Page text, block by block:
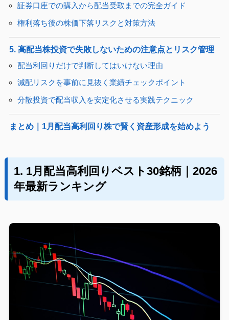
証券口座での購入から配当受取までの完全ガイド
権利落ち後の株価下落リスクと対策方法
5. 高配当株投資で失敗しないための注意点とリスク管理
配当利回りだけで判断してはいけない理由
減配リスクを事前に見抜く業績チェックポイント
分散投資で配当収入を安定化させる実践テクニック
まとめ｜1月配当高利回り株で賢く資産形成を始めよう
1. 1月配当高利回りベスト30銘柄｜2026
年最新ランキング